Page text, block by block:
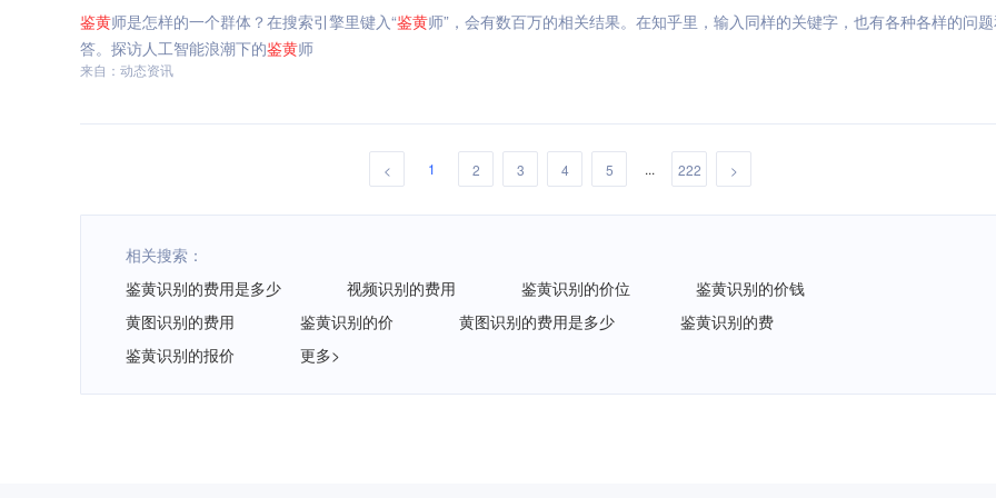
鉴黄师是怎样的一个群体？在搜索引擎里键入“鉴黄师”，会有数百万的相关结果。在知乎里，输入同样的关键字，也有各种各样的问
答。探访人工智能浪潮下的鉴黄师
来自：动态资讯
< 1 2 3 4 5 ... 222 >
相关搜索：
鉴黄识别的费用是多少
视频识别的费用 鉴黄识别的价位
鉴黄识别的价钱
黄图识别的费用
鉴黄识别的价 黄图识别的费用是多少
鉴黄识别的费
鉴黄识别的报价
更多>